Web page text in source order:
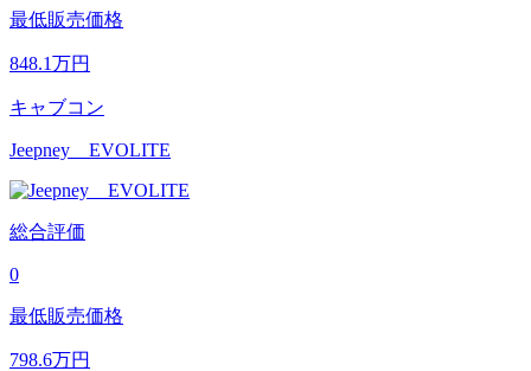
最低販売価格
848.1万円
キャブコン
Jeepney EVOLITE
総合評価
0
最低販売価格
798.6万円